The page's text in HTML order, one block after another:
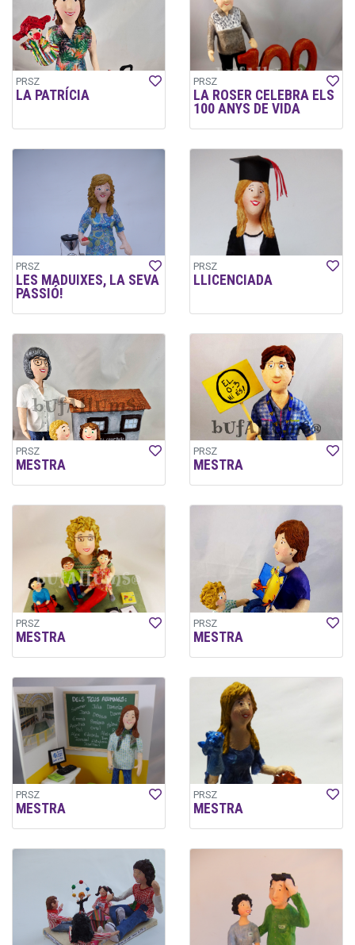
PRSZ
LA PATRÍCIA
PRSZ
LA ROSER CELEBRA ELS
100 ANYS DE VIDA
PRSZ
LES MADUIXES, LA SEVA
PASSIÓ!
PRSZ
LLICENCIADA
PRSZ
MESTRA
PRSZ
MESTRA
PRSZ
MESTRA
PRSZ
MESTRA
PRSZ
MESTRA
PRSZ
MESTRA